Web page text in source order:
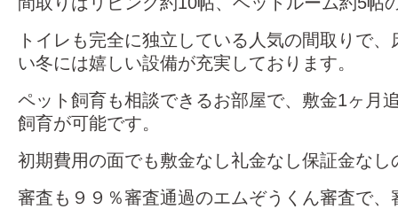
トイレも完全に独立している人気の間取りで
い冬には嬉しい設備が充実しております。
ペット飼育も相談できるお部屋で、敷金1ヶ月
飼育が可能です。
初期費用の面でも敷金なし礼金なし保証金なし
審査も９９％審査通過のエムぞうくん審査で